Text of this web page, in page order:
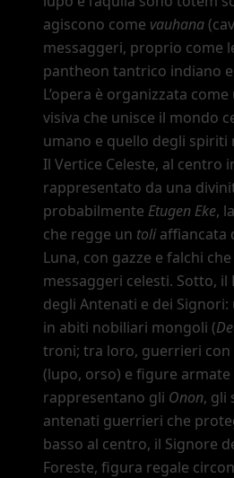
agiscono come vauhana
messaggeri, proprio come
pantheon tantrico indiano
L’opera è organizzata
visiva che unisce il mondo
umano e quello degli spiriti
Il Vertice Celeste, al centro
rappresentato da una
probabilmente Etugen Eke,
che regge un toli affiancata
Luna, con gazze e falchi
messaggeri celesti. Sotto,
degli Antenati e dei
in abiti nobiliari mongoli (
troni; tra loro, guerrieri con
(lupo, orso) e figure armate
rappresentano gli Onon, gli
antenati guerrieri che
basso al centro, il Signore
Foreste, figura regale